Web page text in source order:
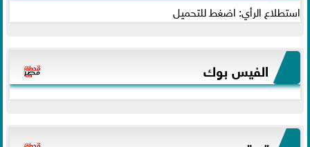
استطلاع الرأي: اضغط للتحميل
الفيس بوك